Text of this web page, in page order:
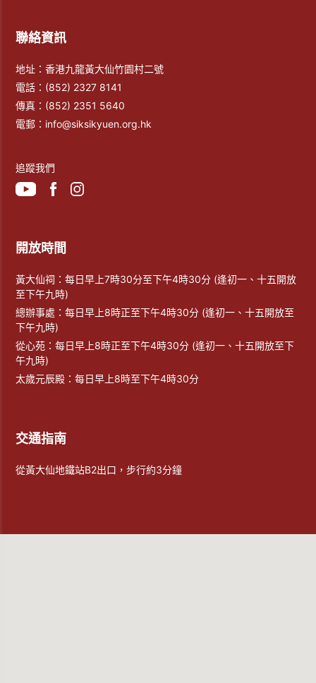
聯絡資訊
地址：香港九龍黃大仙竹園村二號
電話： (852) 2327 8141
傳真： (852) 2351 5640
電郵： info@siksikyuen.org.hk
追蹤我們
開放時間
黃大仙祠：每日早上7時30分至下午4時30分 (逢初一、十五開放
至下午九時)
總辦事處：每日早上8時正至下午4時30分 (逢初一、十五開放至
下午九時)
從心苑：每日早上8時正至下午4時30分 (逢初一、十五開放至下
午九時)
太歲元辰殿：每日早上8時至下午4時30分
交通指南
從黃大仙地鐵站B2出口，步行約3分鐘